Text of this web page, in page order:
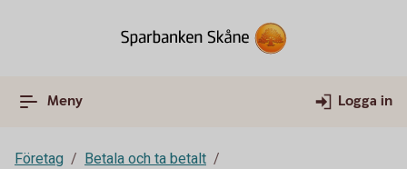
Meny Logga in
Företag
Betala och ta betalt